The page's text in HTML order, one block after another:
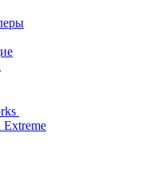
Extreme